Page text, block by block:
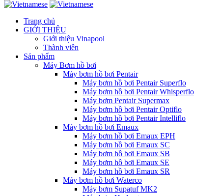
Trang chủ
GIỚI THIỆU
Giới thiệu Vinapool
Thành viên
Sản phẩm
Máy Bơm hồ bơi
Máy bơm hồ bơi Pentair
Máy bơm hồ bơi Pentair Superflo
Máy bơm hồ bơi Pentair Whisperflo
Máy bơm Pentair Supermax
Máy bơm hồ bơi Pentair Optiflo
Máy bơm hồ bơi Pentair Intelliflo
Máy bơm hồ bơi Emaux
Máy bơm hồ bơi Emaux EPH
Máy bơm hồ bơi Emaux SC
Máy bơm hồ bơi Emaux SB
Máy bơm hồ bơi Emaux SE
Máy bơm hồ bơi Emaux SR
Máy bơm hồ bơi Waterco
Máy bơm Supatuf MK2